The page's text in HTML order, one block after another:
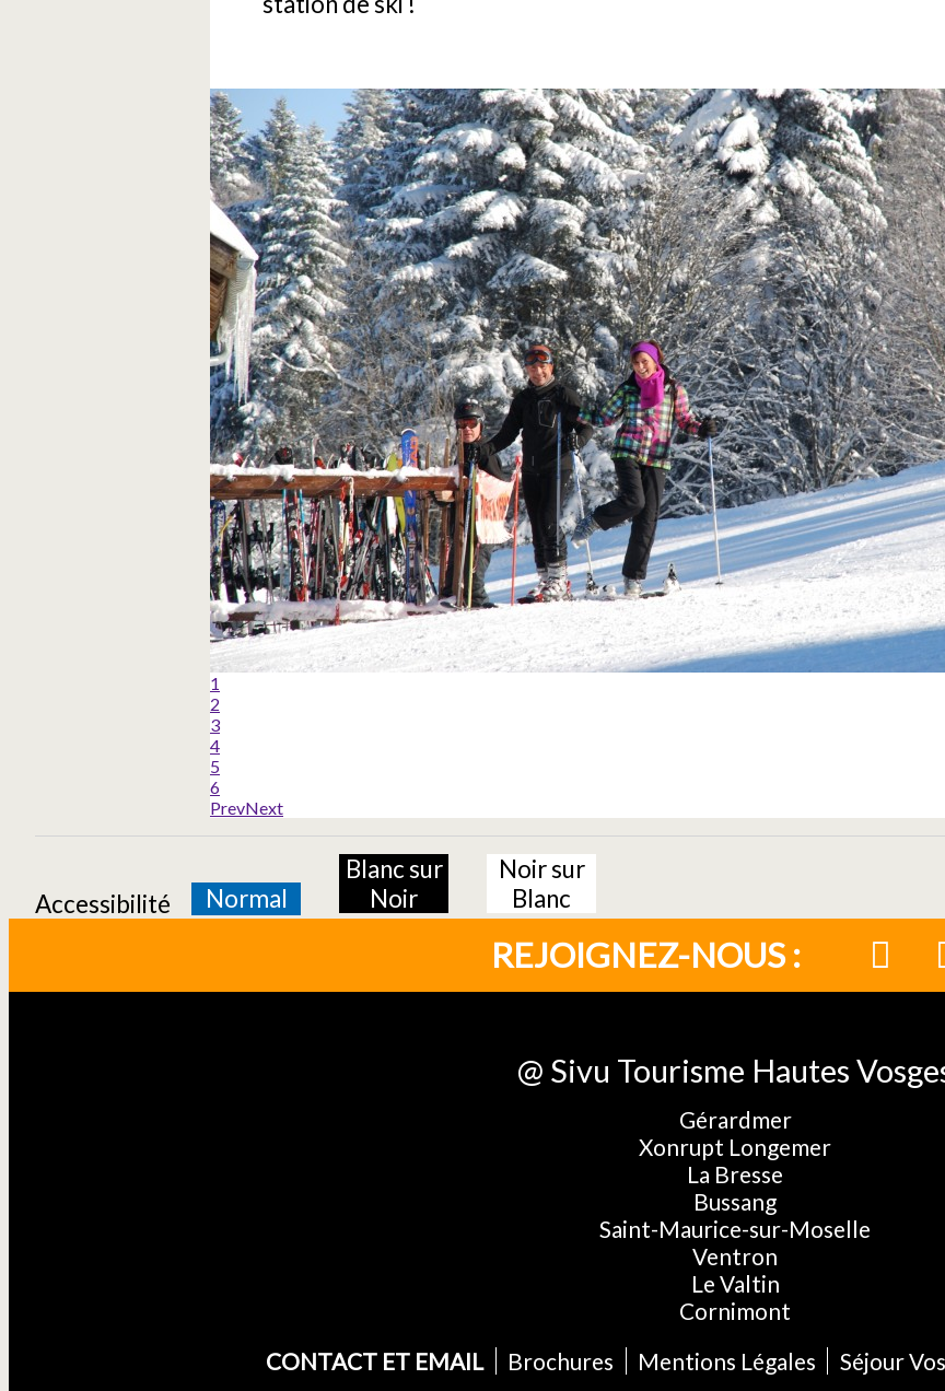
1
2
3
4
5
6
PrevNext
Accessibilité Normal
Blanc sur
Noir
Noir sur
Blanc
REJOIGNEZ-NOUS :
@ Sivu Tourisme Hautes
Gérardmer
Xonrupt Longemer
La Bresse
Bussang
Saint-Maurice-sur-Moselle
Ventron
Le Valtin
Cornimont
CONTACT ET EMAIL
Brochures Mentions Légales Séjour